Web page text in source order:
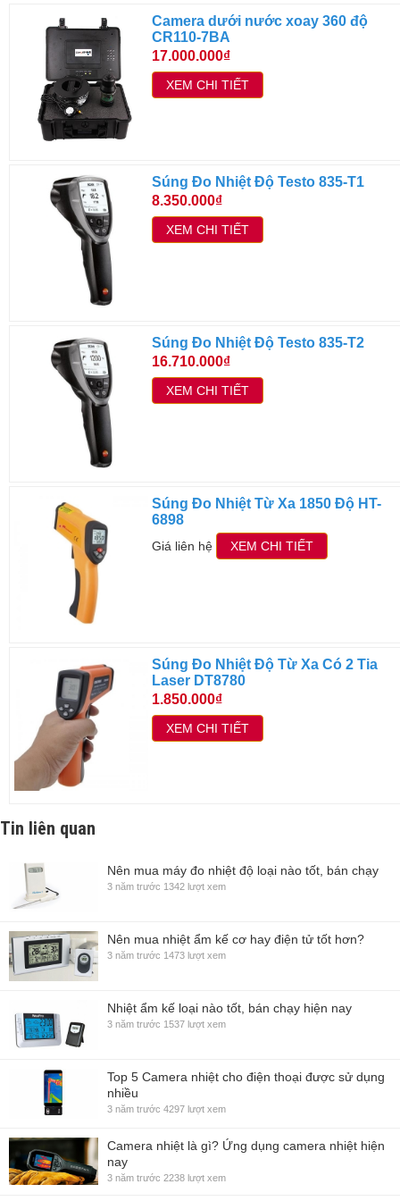
Camera dưới nước xoay 360 độ
CR110-7BA
17.000.000₫
XEM CHI TIẾT
Súng Đo Nhiệt Độ Testo 835-T1
8.350.000₫
XEM CHI TIẾT
Súng Đo Nhiệt Độ Testo 835-T2
16.710.000₫
XEM CHI TIẾT
Súng Đo Nhiệt Từ Xa 1850 Độ HT-
6898
Giá liên hệ XEM CHI TIẾT
Súng Đo Nhiệt Độ Từ Xa Có 2 Tia
Laser DT8780
1.850.000₫
XEM CHI TIẾT
Tin liên quan
Nên mua máy đo nhiệt độ loại nào tốt, bán chạy
3 năm trước 1342 lượt xem
Nên mua nhiệt ẩm kế cơ hay điện tử tốt hơn?
3 năm trước 1473 lượt xem
Nhiệt ẩm kế loại nào tốt, bán chạy hiện nay
3 năm trước 1537 lượt xem
Top 5 Camera nhiệt cho điện thoại được sử dụng
nhiều
3 năm trước 4297 lượt xem
Camera nhiệt là gì? Ứng dụng camera nhiệt hiện
nay
3 năm trước 2238 lượt xem